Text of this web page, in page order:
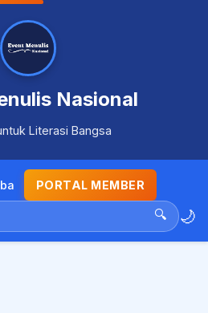
Nasional
Literasi Bangsa
PORTAL MEMBER
🔍 🌙